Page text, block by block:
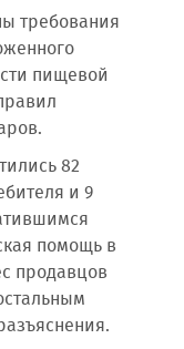
требования
пищевой
82
и 9
помощь в
продавцов